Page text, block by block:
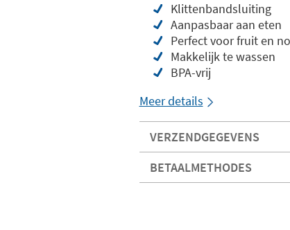
Klittenbandsluiting
Aanpasbaar aan eten
Perfect voor fruit en
Makkelijk te wassen
BPA-vrij
Meer details
VERZENDGEGEVENS
BETAALMETHODES